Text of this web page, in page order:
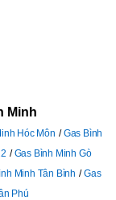
Minh
Hóc Môn
Gas Bình
Gas Bình Minh Gò
Minh Tân Bình
Gas
Phú